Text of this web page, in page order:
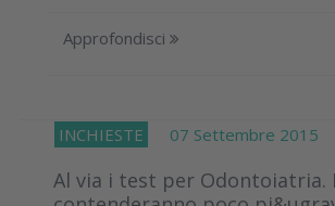
Approfondisci
INCHIESTE 07 Settembre 2015
Al via i test per Odontoiatria.